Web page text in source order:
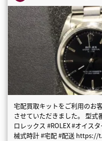
宅配買取キットをご利用のお
させていただきました。 型式
ロレックス #ROLEX #オイス
械式時計 #宅配 #配送 https://